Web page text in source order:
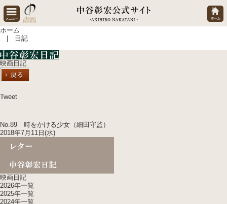
ホーム
| 日記
映画日記
Tweet
No.89 時をかける少女（細田守監）
2018年7月11日(水)
映画日記
2026年一覧
2025年一覧
2024年一覧